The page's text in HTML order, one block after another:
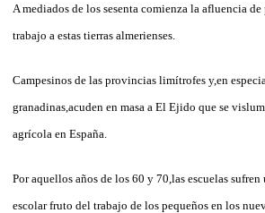
A mediados de los sesenta comienza la afluencia
trabajo a estas tierras almerienses.
Campesinos de las provincias limítrofes y,en
granadinas,acuden en masa a El Ejido que se
agrícola en España.
Por aquellos años de los 60 y 70,las escuelas
escolar fruto del trabajo de los pequeños en los